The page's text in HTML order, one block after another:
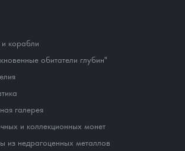
корабли
обитатели глубин"
галерея
и коллекционных монет
из недрагоценных металлов